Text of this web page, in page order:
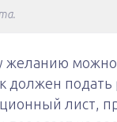
желанию
должен подать
лист,